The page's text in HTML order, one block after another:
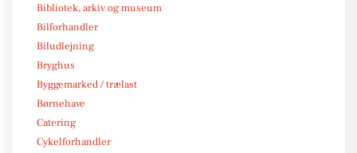
Bibliotek, arkiv og museum
Bilforhandler
Biludlejning
Bryghus
Byggemarked / trælast
Børnehave
Catering
Cykelforhandler